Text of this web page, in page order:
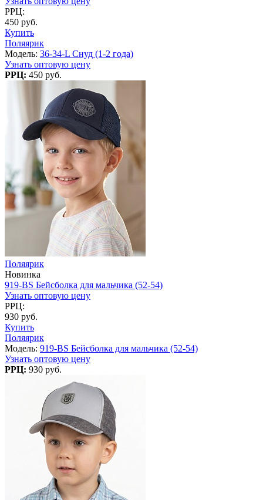
РРЦ:
450 руб.
Купить
Поляярик
Модель: 36-34-L Снуд (1-2 года)
Узнать оптовую цену
РРЦ: 450 руб.
Поляярик
Новинка
919-BS Бейсболка для мальчика (52-54)
Узнать оптовую цену
РРЦ:
930 руб.
Купить
Поляярик
Модель: 919-BS Бейсболка для мальчика (52-54)
Узнать оптовую цену
РРЦ: 930 руб.